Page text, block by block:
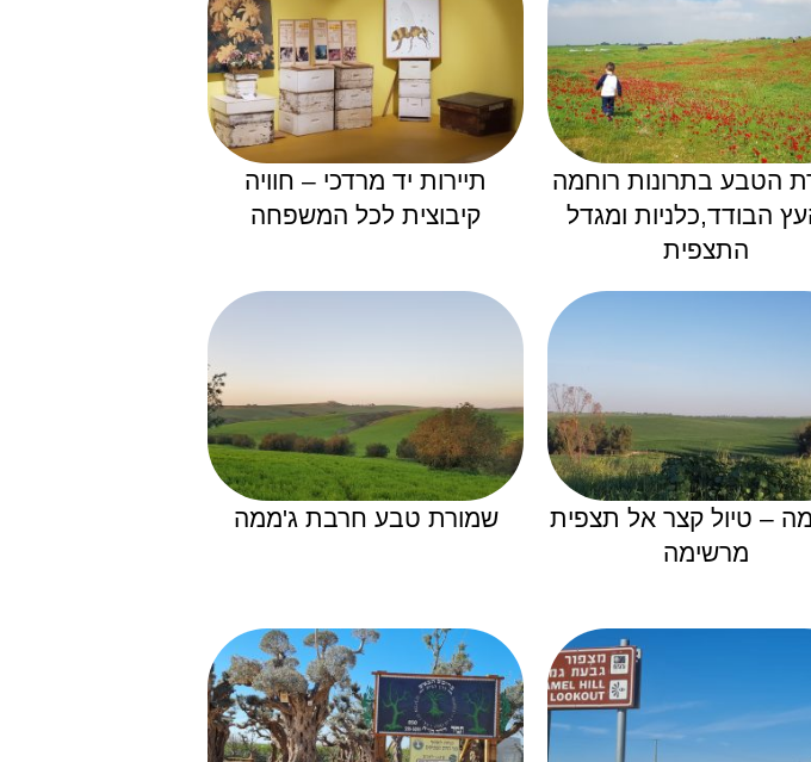
הטבע בתרונות רוחמה
הבודד,כלניות ומגדל
התצפית
תיירות יד מרדכי – חוויה
קיבוצית לכל המשפחה
– טיול קצר אל תצפית
מרשימה
שמורת טבע חרבת ג'ממה